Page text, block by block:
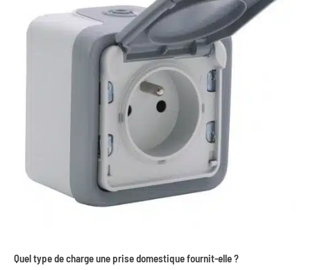
Quel type de charge une prise domestique fournit-elle ?